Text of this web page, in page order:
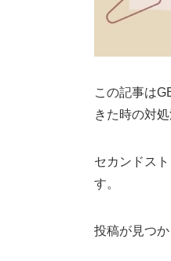
この記事は
きた時の対
セカンドス
す。
投稿が見つか